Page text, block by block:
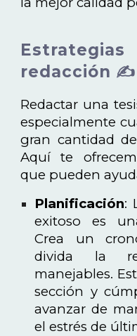
redacción ✍️
Redactar una
especialmente
gran cantidad
Aquí te
que pueden
Planificación:
exitoso es
Crea un
divida la
manejables.
sección y
avanzar de
el estrés de